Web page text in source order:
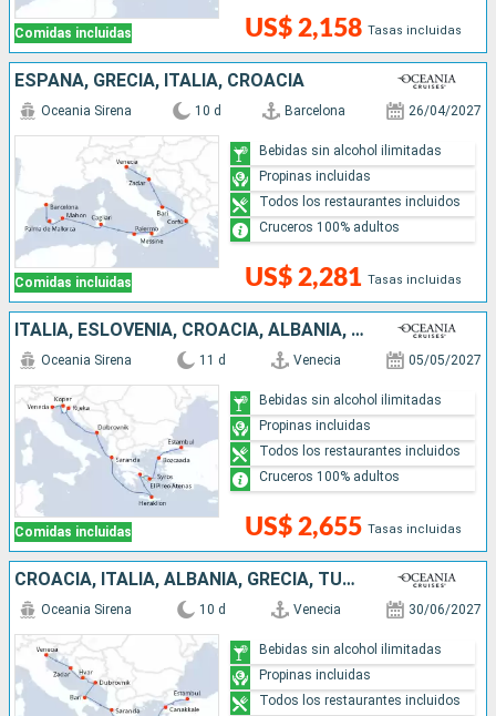
Comidas incluidas US$ 2,158 Tasas incluidas
ESPAÑA, GRECIA, ITALIA, CROACIA
Comidas incluidas
Oceania Sirena 10 d Barcelona 26/04/2027
US$ 2,281 Tasas incluidas
Bebidas sin alcohol ilimitadas
Propinas incluidas
Todos los restaurantes incluidos
Cruceros 100% adultos
ITALIA, ESLOVENIA, CROACIA, ALBANIA, GRECIA, TURQUÍA
Comidas incluidas
Oceania Sirena 11 d Venecia 05/05/2027
US$ 2,655 Tasas incluidas
Bebidas sin alcohol ilimitadas
Propinas incluidas
Todos los restaurantes incluidos
Cruceros 100% adultos
CROACIA, ITALIA, ALBANIA, GRECIA, TURQUÍA
Oceania Sirena 10 d Venecia 30/06/2027
Bebidas sin alcohol ilimitadas
Propinas incluidas
Todos los restaurantes incluidos